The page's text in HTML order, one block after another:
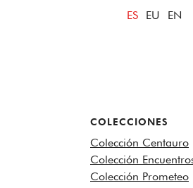
ES EU EN
COLECCIONES
Colección Centauro
Colección
Colección Prometeo